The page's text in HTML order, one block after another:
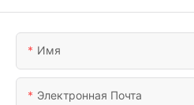
Имя
Электронная Почта